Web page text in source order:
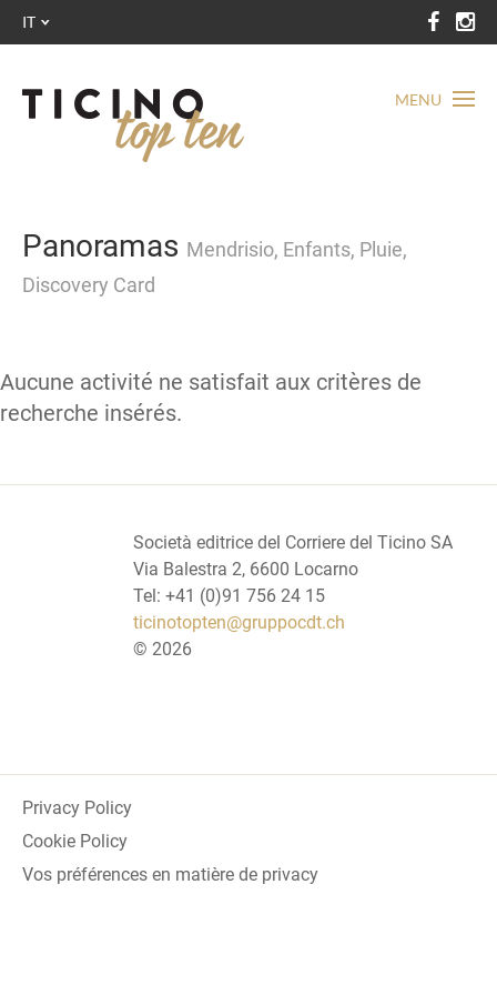
MENU
IT
Panoramas Mendrisio, Enfants, Pluie,
Discovery Card
Aucune activité ne satisfait aux critères de
recherche insérés.
Società editrice del Corriere del Ticino SA
Via Balestra 2, 6600 Locarno
Tel: +41 (0)91 756 24 15
ticinotopten@gruppocdt.ch
© 2026
Privacy Policy
Cookie Policy
Vos préférences en matière de privacy